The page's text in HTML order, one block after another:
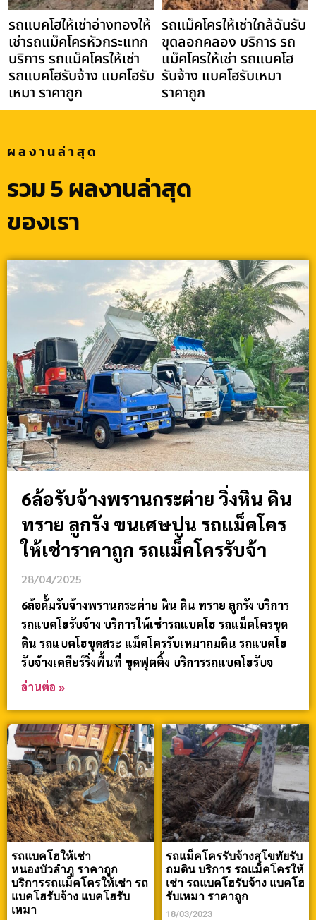
รถแบคโฮให้เช่าอ่างทองให้
เช่ารถแม็คโครหัวกระแทก
บริการ รถแม็คโครให้เช่า
รถแบคโฮรับจ้าง แบคโฮรับ
เหมา ราคาถูก
รถแม็คโครให้เช่าใกล้ฉันรับ
ขุดลอกคลอง บริการ รถ
แม็คโครให้เช่า รถแบคโฮ
รับจ้าง แบคโฮรับเหมา
ราคาถูก
ผลงานล่าสุด
รวม 5 ผลงานล่าสุด
ของเรา
6ล้อรับจ้างพรานกระต่าย วิ่งหิน ดิน
ทราย ลูกรัง ขนเศษปูน รถแม็คโคร
ให้เช่าราคาถูก รถแม็คโครรับจ้า
28/04/2025
6ล้อดั้มรับจ้างพรานกระต่าย หิน ดิน ทราย ลูกรัง บริการ
รถแบคโฮรับจ้าง บริการให้เช่ารถแบคโฮ รถแม็คโครขุด
ดิน รถแบคโฮขุดสระ แม็คโครรับเหมาถมดิน รถแบคโฮ
รับจ้างเคลียร์ริ่งพื้นที่ ขุดฟุตติ้ง บริการรถแบคโฮรับจ
อ่านต่อ »
รถแบคโฮให้เช่า
หนองบัวลำภู ราคาถูก
บริการรถแม็คโครให้เช่า รถ
แบคโฮรับจ้าง แบคโฮรับ
เหมา
รถแม็คโครรับจ้างสุโขทัยรับ
ถมดิน บริการ รถแม็คโครให้
เช่า รถแบคโฮรับจ้าง แบคโฮ
รับเหมา ราคาถูก
18/03/2023